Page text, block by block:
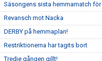
Säsongens sista hemmamatch för
Revansch mot Nacka
DERBY på hemmaplan!
Restriktionerna har tagits bort
Tredje gången gillt!